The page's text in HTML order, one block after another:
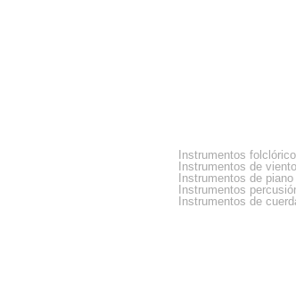
Instrumentos
Instrumentos de viento
Instrumentos de piano
Instrumentos
Instrumentos de